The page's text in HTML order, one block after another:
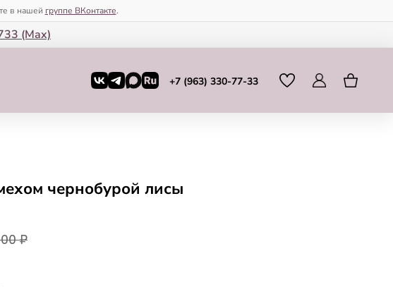
в нашей группе ВКонтакте.
(Мax)
+7 (963) 330-77-33
чернобурой лисы
₽